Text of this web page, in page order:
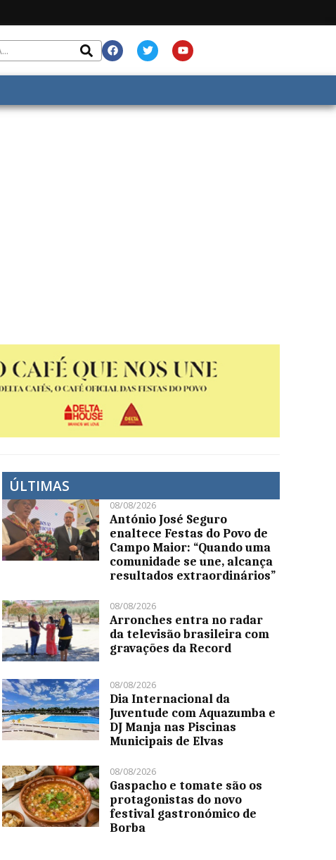
ÚLTIMAS
08/08/2026
António José Seguro
enaltece Festas do Povo de
Campo Maior: “Quando uma
comunidade se une, alcança
resultados extraordinários”
08/08/2026
Arronches entra no radar
da televisão brasileira com
gravações da Record
08/08/2026
Dia Internacional da
Juventude com Aquazumba e
DJ Manja nas Piscinas
Municipais de Elvas
08/08/2026
Gaspacho e tomate são os
protagonistas do novo
festival gastronómico de
Borba